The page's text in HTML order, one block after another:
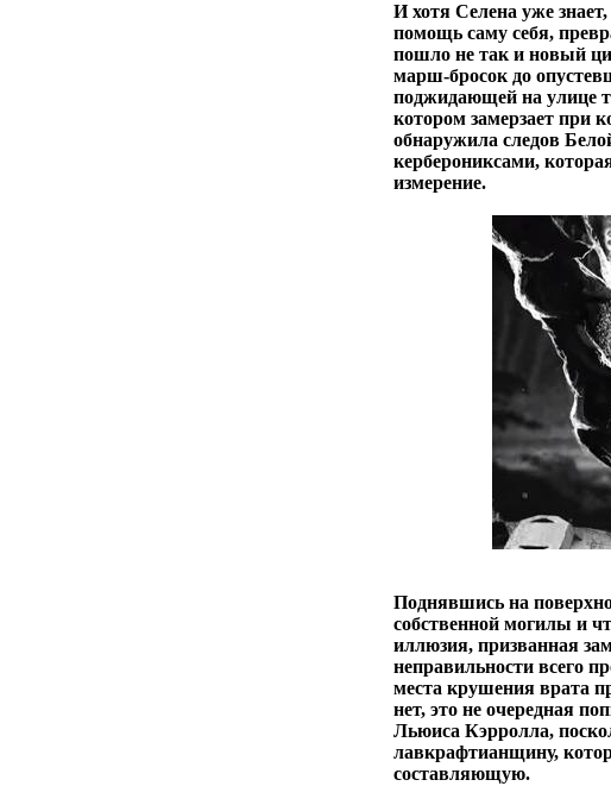
И хотя Селена уже
помощь саму себя,
пошло не так и новый
марш-бросок до
поджидающей на улице
котором замерзает при
обнаружила следов
керберониксами,
измерение.
Поднявшись на
собственной могилы и
иллюзия, призванная
неправильности всего
места крушения врата
нет, это не очередная
Льюиса Кэрролла,
лавкрафтианщину,
составляющую.